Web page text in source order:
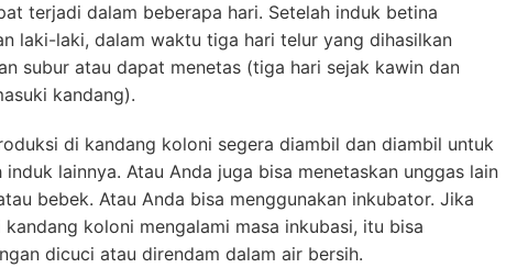
terjadi dalam beberapa hari. Setelah induk betina
laki-laki, dalam waktu tiga hari telur yang dihasilkan
subur atau dapat menetas (tiga hari sejak kawin dan
kandang).
di kandang koloni segera diambil dan diambil untuk
lainnya. Atau Anda juga bisa menetaskan unggas lain
bebek. Atau Anda bisa menggunakan inkubator. Jika
koloni mengalami masa inkubasi, itu bisa
dicuci atau direndam dalam air bersih.